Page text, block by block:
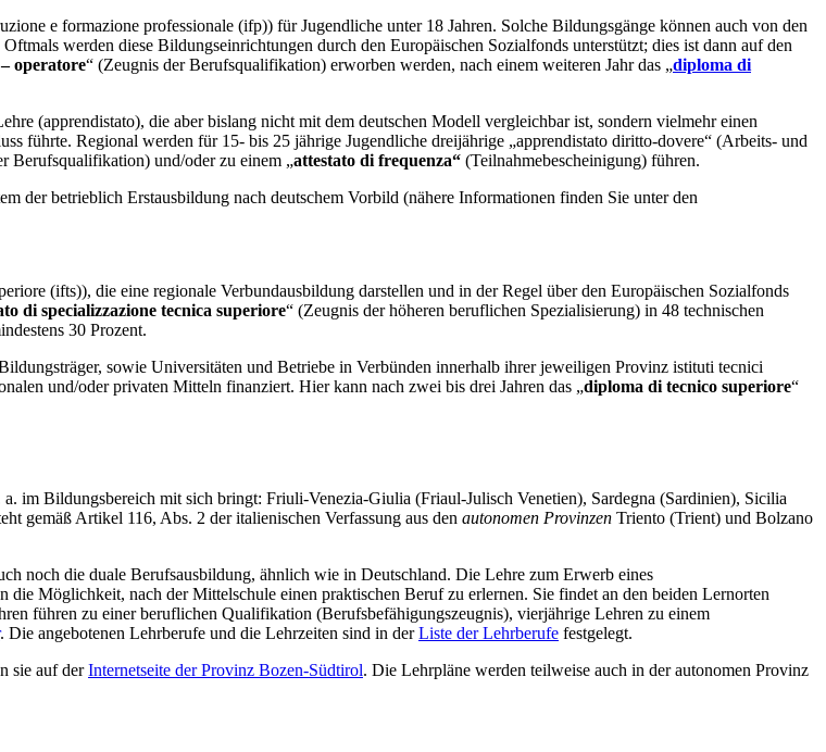
e formazione professionale (ifp)) für Jugendliche unter 18 Jahren. Solche Bildungsgänge können auch von den
werden diese Bildungseinrichtungen durch den Europäischen Sozialfonds unterstützt; dies ist dann auf den
– operatore“ (Zeugnis der Berufsqualifikation) erworben werden, nach einem weiteren Jahr das „diploma di
(apprendistato), die aber bislang nicht mit dem deutschen Modell vergleichbar ist, sondern vielmehr einen
führte. Regional werden für 15- bis 25 jährige Jugendliche dreijährige „apprendistato diritto-dovere“ (Arbeits- und
Berufsqualifikation) und/oder zu einem „attestato di frequenza“ (Teilnahmebescheinigung) führen.
der betrieblich Erstausbildung nach deutschem Vorbild (nähere Informationen finden Sie unter den
(ifts)), die eine regionale Verbundausbildung darstellen und in der Regel über den Europäischen Sozialfonds
di specializzazione tecnica superiore“ (Zeugnis der höheren beruflichen Spezialisierung) in 48 technischen
30 Prozent.
sowie Universitäten und Betriebe in Verbünden innerhalb ihrer jeweiligen Provinz istituti tecnici
und/oder privaten Mitteln finanziert. Hier kann nach zwei bis drei Jahren das „diploma di tecnico superiore“
im Bildungsbereich mit sich bringt: Friuli-Venezia-Giulia (Friaul-Julisch Venetien), Sardegna (Sardinien), Sicilia
gemäß Artikel 116, Abs. 2 der italienischen Verfassung aus den autonomen Provinzen Triento (Trient) und Bolzano
noch die duale Berufsausbildung, ähnlich wie in Deutschland. Die Lehre zum Erwerb eines
die Möglichkeit, nach der Mittelschule einen praktischen Beruf zu erlernen. Sie findet an den beiden Lernorten
führen zu einer beruflichen Qualifikation (Berufsbefähigungszeugnis), vierjährige Lehren zu einem
. Die angebotenen Lehrberufe und die Lehrzeiten sind in derListe der Lehrberufe festgelegt.
sie auf derInternetseite der Provinz Bozen-Südtirol. Die Lehrpläne werden teilweise auch in der autonomen Provinz